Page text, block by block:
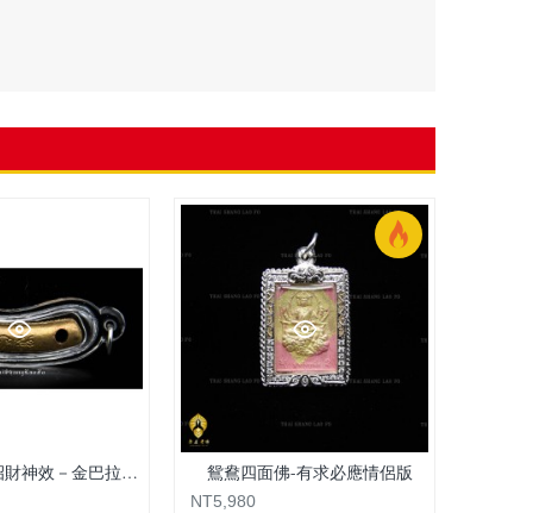
強悍求桃花招財神效－金巴拉吉－分手後復合 鴛鴦四面佛-有求必應情侶版
NT5,980